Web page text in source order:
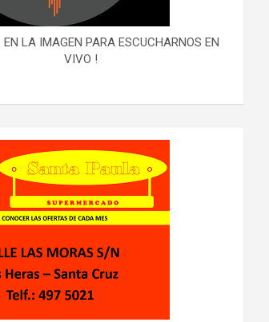
EN LA IMAGEN PARA ESCUCHARNOS EN
VIVO !